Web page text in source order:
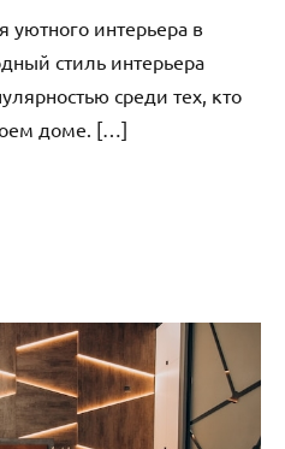
уютного интерьера в
стиль интерьера
среди тех, кто
доме. […]